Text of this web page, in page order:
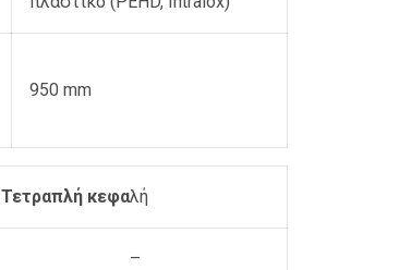
950 mm
Τετραπλή κεφαλή
–